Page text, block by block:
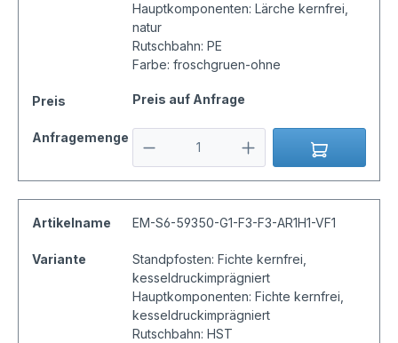
Hauptkomponenten: Lärche kernfrei,
natur
Rutschbahn: PE
Farbe: froschgruen-ohne
Preis Preis auf Anfrage
Anfragemenge
Artikelname EM-S6-59350-G1-F3-F3-AR1H1-VF1
Variante
Standpfosten: Fichte kernfrei,
kesseldruckimprägniert
Hauptkomponenten: Fichte kernfrei,
kesseldruckimprägniert
Rutschbahn: HST